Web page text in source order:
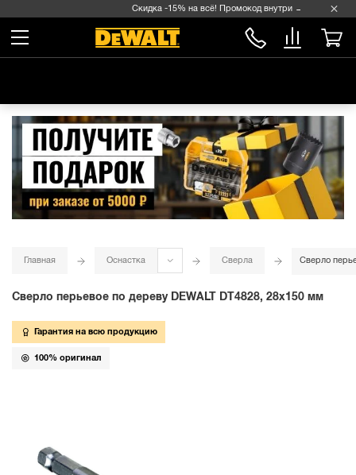
Скидка -15% на всё! Промокод внутри →
Главная Оснастка Сверла Сверло
Сверло перьевое по дереву DEWALT DT4828, 28x150 мм
Гарантия на всю продукцию
100% оригинал